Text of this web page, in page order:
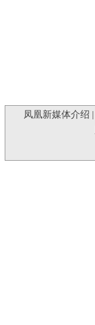
凤凰新媒体介绍 |